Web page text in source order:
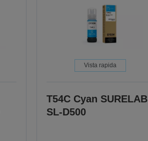
Vista rapida
T54C Cyan SURELAB
SL-D500